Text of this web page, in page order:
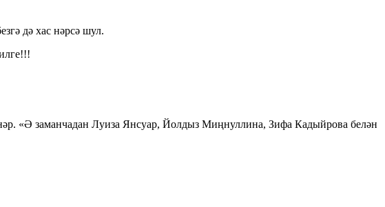
дә хас нәрсә шул.
«Ә заманчадан Луиза Янсуар, Йолдыз Миңнуллина, Зифа Кадыйрова белән